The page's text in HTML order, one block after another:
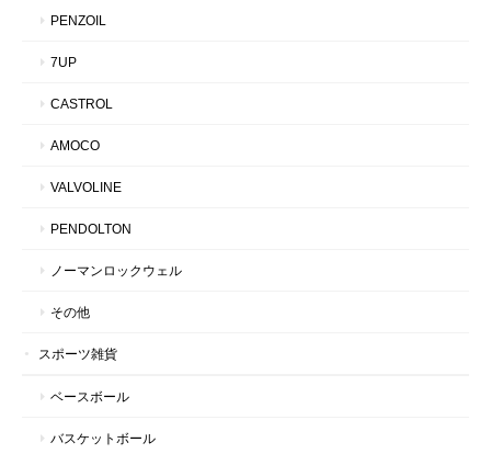
PENZOIL
7UP
CASTROL
AMOCO
VALVOLINE
PENDOLTON
ノーマンロックウェル
その他
スポーツ雑貨
ベースボール
バスケットボール